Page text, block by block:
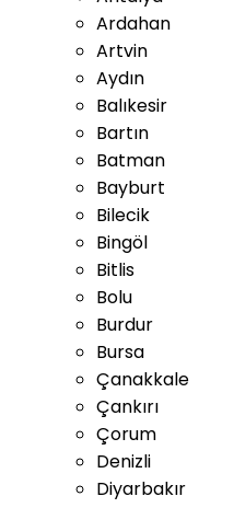
Ardahan
Artvin
Aydın
Balıkesir
Bartın
Batman
Bayburt
Bilecik
Bingöl
Bitlis
Bolu
Burdur
Bursa
Çanakkale
Çankırı
Çorum
Denizli
Diyarbakır